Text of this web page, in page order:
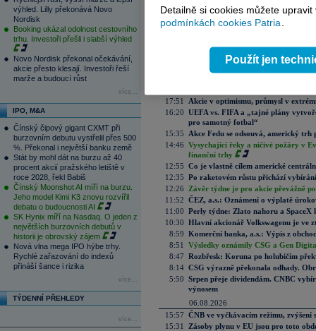
výhled. Lilly překonává Novo
Nordisk
Booking ukázal odolnost cestovního
trhu. Investoři přešli i slabší výhled
Novo Nordisk překonal očekávání,
akcie přesto klesají. Investoři řeší
marže a budoucí růst
více...
IPO, M&A
Čínský čipový gigant CXMT při
burzovním debutu vystřelil přes 500
%. Překonal i největší banku země
Stát by mohl dát na burzu až 40
procent akcií pražského letiště v
roce 2028, řekl Babiš
Čínský Moonshot AI míří na burzu.
Jeho model Kimi K3 znovu rozvířil
debatu o budoucnosti AI
SK Hynix míří na Nasdaq. O jeden z
největších burzovních debutů v
historii je obrovský zájem
Nová vlna mega IPO hýbe trhy.
Rychlé zařazování do indexů
přináší šance i rizika
více...
TÝDENNÍ PŘEHLEDY
více...
08.08.2026
Víkendář: Trhy nemají rády
17:51
Akcie v optimismu, průmysl v
16:20 UEFA vs. FIFA a „tajné plány
pro samotný fotbal“
15:35
Akce Fedu se odsouvá, americký
14:46 Vysychající řeky a ničivé požáry v
finanční trhy
12:55 Co je vlastně cílem americké
12:35 Po raketovém růstu přichází
12:26
Závěr týdne je pro akcie převážně
11:52 ČEZ, a.s.: Oznámení o výplatě
11:00 Perly týdne: Zlato nahoru a SpaceX
10:30 Hlavní akcionář Volkswagenu je ve
8:59 Komerční banka, a.s.: Výpis z
8:51
Výsledky oznámily CSG a Gen
8:47 Rozbřesk: Koruna po holubičím
8:14 CSG výrazně překonala odhady.
5:50 Srpen přeje dividendám. CNBC
výnosem
06.08.2026
15:57 ČNB ve vyčkávacím režimu, zvýšení
15:31
Zásoby plynu v EU jsou pro toto
Detailně si cookies můžete
podmínkách cookies Patria.
Použít jen